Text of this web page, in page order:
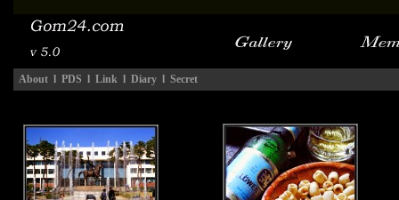
About l PDS l Link l Diary l Secret